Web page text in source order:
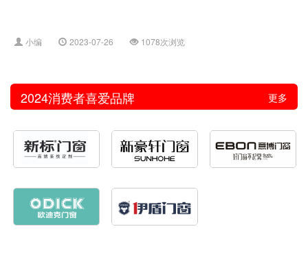
小编 2023-07-26 1078次浏览
2024消费者喜爱品牌 更多